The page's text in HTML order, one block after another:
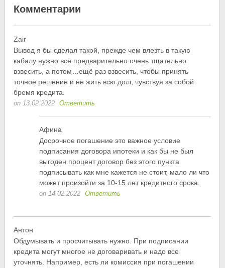
Комментарии
Zair
Вывод я бы сделал такой, прежде чем влезть в такую
кабалу нужно всё предварительно очень тщательно
взвесить, а потом…ещё раз взвесить, чтобы принять
точное решение и не жить всю долг, чувствуя за собой
бремя кредита.
on 13.02.2022 Ответить
Афина
Досрочное погашение это важное условие
подписания договора ипотеки и как бы не был
выгоден процент договор без этого пункта
подписывать как мне кажется не стоит, мало ли что
может произойти за 10-15 лет кредитного срока.
on 14.02.2022 Ответить
Антон
Обдумывать и просчитывать нужно. При подписании
кредита могут многое не договаривать и надо все
уточнять. Например, есть ли комиссия при погашении